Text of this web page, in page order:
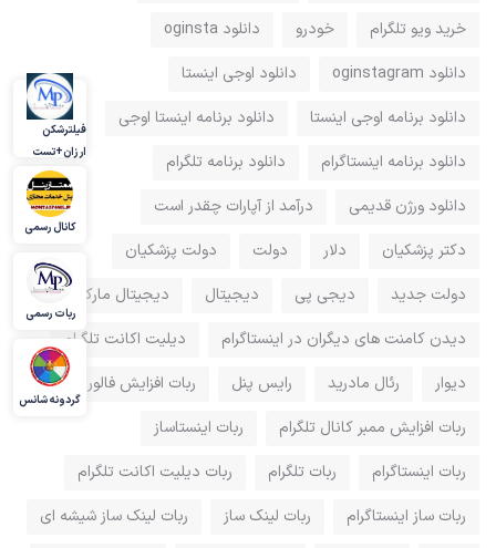
خرید ویو تلگرام
خودرو
دانلود oginsta
دانلود oginstagram
دانلود اوجی اینستا
دانلود برنامه اوجی اینستا
دانلود برنامه اینستا اوجی
دانلود برنامه اینستاگرام
دانلود برنامه تلگرام
دانلود ورژن قدیمی
درآمد از آپارات چقدر است
دکتر پزشکیان
دلار دولت
دولت پزشکیان
دولت جدید
دیجی پی دیجیتال
دیجیتال مارکتینگ
دیدن کامنت های دیگران در اینستاگرام
دیلیت اکانت تلگرام
دیوار
رئال مادرید رایس پنل
ربات افزایش فالور
ربات افزایش ممبر کانال تلگرام
ربات اینستاساز
ربات اینستاگرام
ربات تلگرام
ربات دیلیت اکانت تلگرام
ربات ساز اینستاگرام
ربات لینک ساز
ربات لینک ساز شیشه ای
فیلترشکن
ارزان+تست
کانال رسمی
ربات رسمی
گردونه شانس